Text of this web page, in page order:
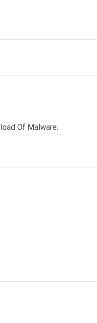
Of Malware.